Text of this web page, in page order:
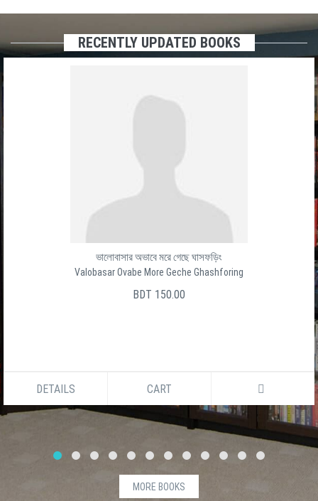
RECENTLY UPDATED BOOKS
ভালোবাসার অভাবে মরে গেছে ঘাসফড়িং
Valobasar Ovabe More Geche Ghashforing
BDT 150.00
DETAILS CART
MORE BOOKS